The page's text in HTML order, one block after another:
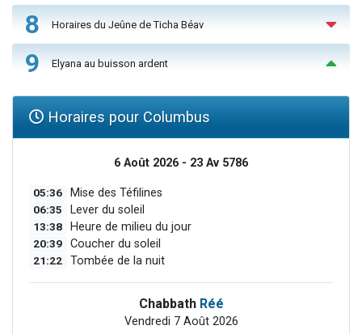
8 Horaires du Jeûne de Ticha Béav
9 Elyana au buisson ardent
Horaires pour Columbus
6 Août 2026 - 23 Av 5786
05:36 Mise des Téfilines
06:35 Lever du soleil
13:38 Heure de milieu du jour
20:39 Coucher du soleil
21:22 Tombée de la nuit
Chabbath Réé
Vendredi 7 Août 2026